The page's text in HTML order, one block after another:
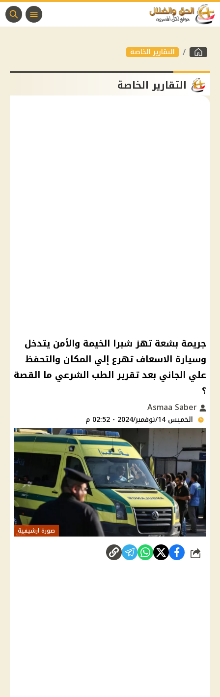
التقارير الخاصة
التقارير الخاصة
جريمة بشعة تهز شبرا الخيمة والأمن يتدخل
وسيارة الاسعاف تهرع إلي المكان والتحفظ
علي الجاني بعد تقرير الطب الشرعي ما القصة
؟
الخميس 14/نوفمبر/2024 - 02:52 م
صورة ارشيفية
شارك